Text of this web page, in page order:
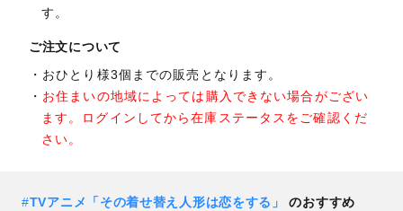
す。
ご注文について
おひとり様3個までの販売となります。
お住まいの地域によっては購入できない場合がござい
ます。ログインしてから在庫ステータスをご確認くだ
さい。
#TVアニメ「その着せ替え人形は恋をする」 のおすすめ